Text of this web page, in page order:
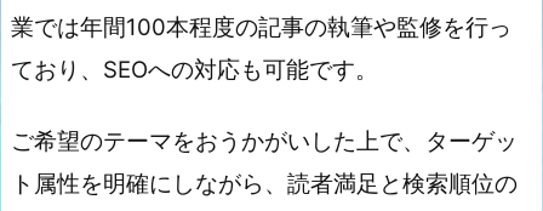
業では年間100本程度の記事の執筆や監修を行っ
ており、SEOへの対応も可能です。
ご希望のテーマをおうかがいした上で、ターゲッ
ト属性を明確にしながら、読者満足と検索順位の